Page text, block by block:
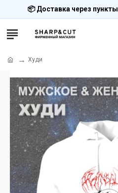
📦 Доставка через пункты
Худи